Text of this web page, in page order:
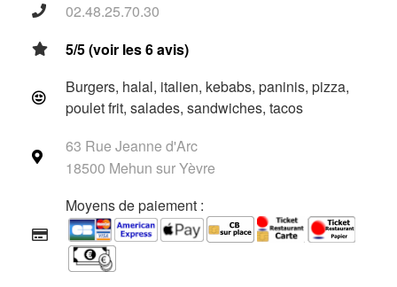
02.48.25.70.30
5/5 (voir les 6 avis)
Burgers, halal, italien, kebabs, paninis, pizza,
poulet frit, salades, sandwiches, tacos
63 Rue Jeanne d'Arc
18500 Mehun sur Yèvre
Moyens de paiement :